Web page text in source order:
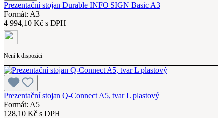
Prezentační stojan Durable INFO SIGN Basic A3
Formát: A3
4 994,10 Kč s DPH
Není k dispozici
Prezentační stojan Q-Connect A5, tvar L plastový
Formát: A5
128,10 Kč s DPH